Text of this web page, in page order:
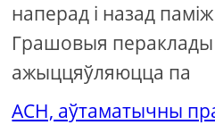
наперад і назад
Грашовыя
ажыццяўляюцца па
ACH, аўтаматычны